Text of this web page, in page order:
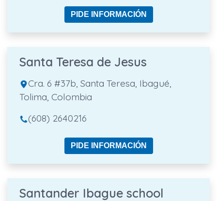
PIDE INFORMACIÓN
Santa Teresa de Jesus
Cra. 6 #37b, Santa Teresa, Ibagué,
Tolima, Colombia
(608) 2640216
PIDE INFORMACIÓN
Santander Ibague school